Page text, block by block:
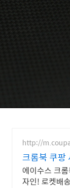
http://
크롬북 쿠팡
에이수스 크
자인! 로켓배